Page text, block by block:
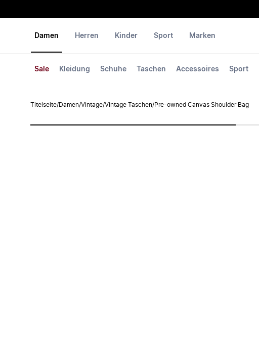
Damen
Sale Kleidung Schuhe Taschen Accessoires Sport
Herren Kinder Sport Marken
Titelseite/Damen/Vintage/Vintage Taschen/Pre-owned Canvas Shoulder Bag